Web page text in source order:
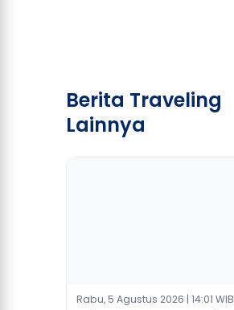
Berita Traveling
Lainnya
Rabu, 5 Agustus 2026 | 14:01 WIB